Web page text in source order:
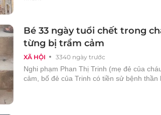
XÃ HỘI 3340 ngày trước
Bé 33 ngày tuổi chết trong
từng bị trầm cảm
Nghi phạm Phan Thị Trinh (mẹ đẻ của
cảm, bố đẻ của Trinh có tiền sử bệnh thần